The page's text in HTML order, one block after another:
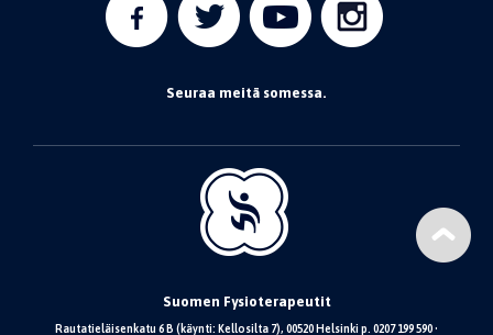
Seuraa meitä somessa.
Suomen Fysioterapeutit
Rautatieläisenkatu 6 B (käynti: Kellosilta 7), 00520 Helsinki p. 0207 199 590 •